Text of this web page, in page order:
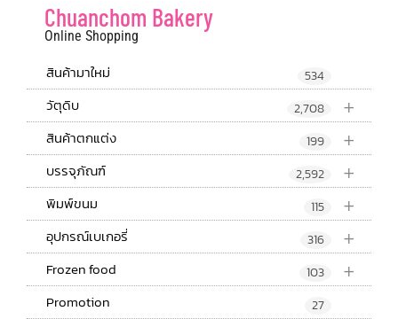
Chuanchom Bakery
Online Shopping
สินค้ามาใหม่ 534
+
วัตุดิบ 2,708
+
สินค้าตกแต่ง 199
+
บรรจุภัณฑ์ 2,592
+
พิมพ์ขนม 115
+
อุปกรณ์เบเกอรี่ 316
+
Frozen food 103
Promotion 27